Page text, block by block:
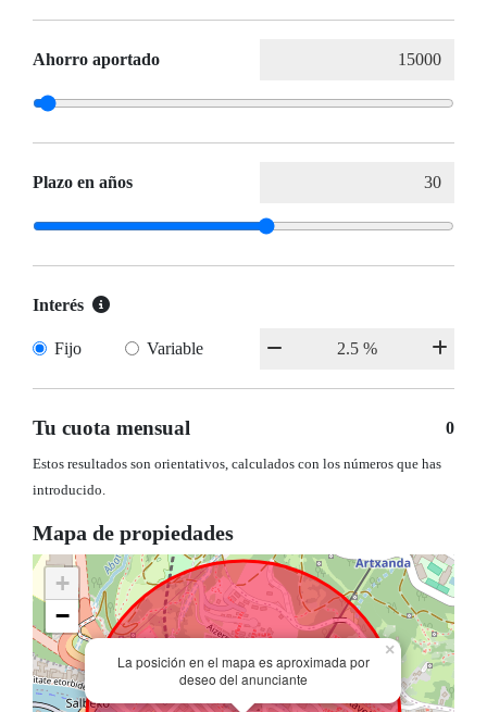
Ahorro aportado
Plazo en años
Interés
Fijo Variable
Tu cuota mensual 0
Estos resultados son orientativos, calculados con los números que has
introducido.
Mapa de propiedades
La posición en el mapa es aproximada por
deseo del anunciante
×
+
−